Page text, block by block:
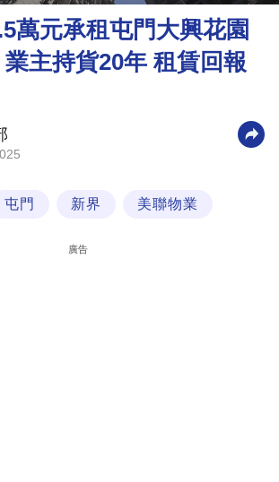
萬元承租屯門大興花園
主持貨20年 租賃回報
屯門 新界 美聯物業
廣告